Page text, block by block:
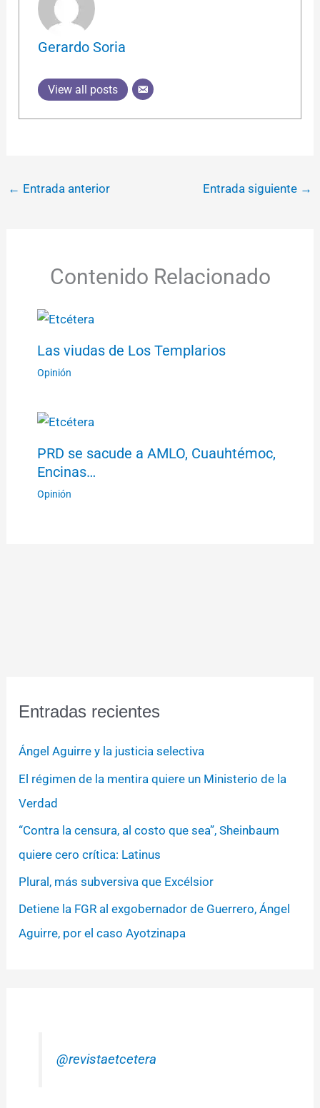
Gerardo Soria
View all posts
← Entrada anterior Entrada siguiente →
Contenido Relacionado
Las viudas de Los Templarios
Opinión
PRD se sacude a AMLO, Cuauhtémoc,
Encinas…
Opinión
Entradas recientes
Ángel Aguirre y la justicia selectiva
El régimen de la mentira quiere un Ministerio de la
Verdad
“Contra la censura, al costo que sea”, Sheinbaum
quiere cero crítica: Latinus
Plural, más subversiva que Excélsior
Detiene la FGR al exgobernador de Guerrero, Ángel
Aguirre, por el caso Ayotzinapa
@revistaetcetera